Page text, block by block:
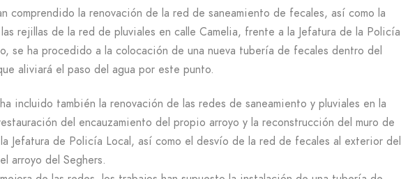
comprendido la renovación de la red de saneamiento de fecales, así como la
rejillas de la red de pluviales en calle Camelia, frente a la Jefatura de la Policía
se ha procedido a la colocación de una nueva tubería de fecales dentro del
aliviará el paso del agua por este punto.
incluido también la renovación de las redes de saneamiento y pluviales en la
del encauzamiento del propio arroyo y la reconstrucción del muro de
Jefatura de Policía Local, así como el desvío de la red de fecales al exterior del
arroyo del Seghers.